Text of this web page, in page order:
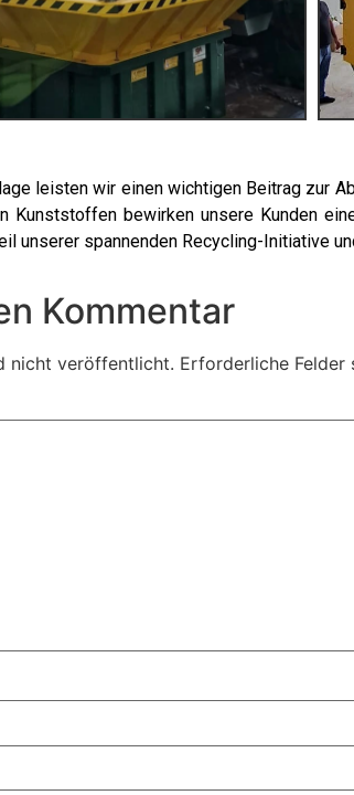
leisten wir einen wichtigen Beitrag zur
Kunststoffen bewirken unsere Kunden
unserer spannenden Recycling-Initiative
Kommentar
nicht veröffentlicht. Erforderliche Felder